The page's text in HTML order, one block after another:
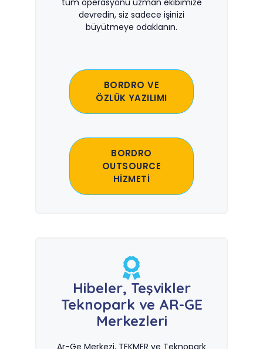
tüm operasyonu uzman ekibimize
devredin, siz sadece işinizi
büyütmeye odaklanın.
BORDRO VE
ÖZLÜK YAZILIMI
BORDRO
OUTSOURCE
HİZMETİ
Hibeler, Teşvikler
Teknopark ve AR-GE
Merkezleri
Ar-Ge Merkezi, TEKMER ve Teknopark